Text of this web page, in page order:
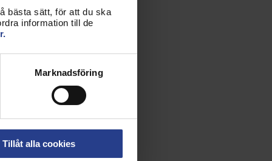
bästa sätt, för att du ska
information till de
Marknadsföring
Tillåt alla cookies